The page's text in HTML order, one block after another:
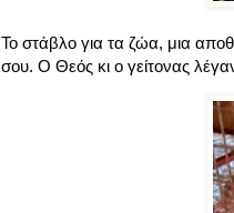
Το στάβλο για τα ζώα, μια
σου. Ο Θεός κι ο γείτονας